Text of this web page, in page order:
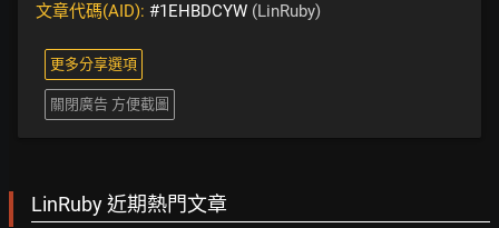
文章代碼(AID): #1EHBDCYW (LinRuby)
更多分享選項
關閉廣告 方便截圖
LinRuby 近期熱門文章